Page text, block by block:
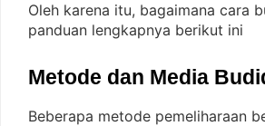
Oleh karena itu, bagaimana cara
panduan lengkapnya berikut ini
Metode dan Media
Beberapa metode pemeliharaan